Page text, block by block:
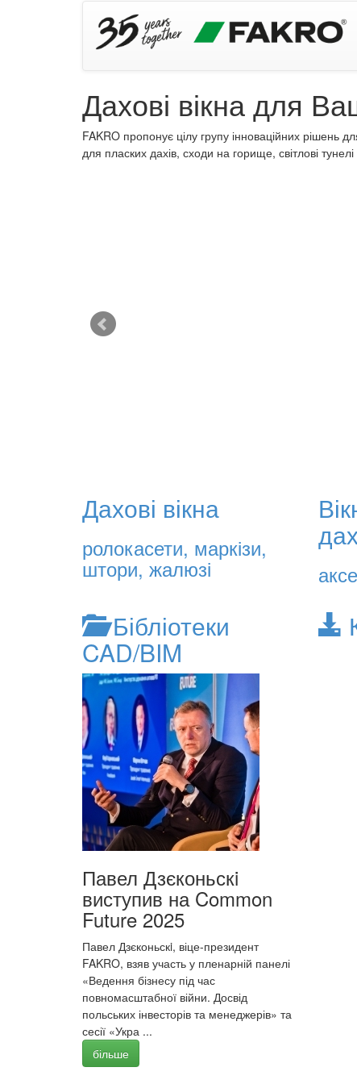
Дахові вікна для
FAKRO пропонує цілу групу інноваційних рішень
для пласких дахів, сходи на горище, світлові
Дахові вікна
ролокасети, маркізи,
штори, жалюзі
Бібліотеки
CAD/BIM
Павел Дзєконьскi
виступив на Common
Future 2025
Павел Дзєконьскi, віце-президент
FAKRO, взяв участь у пленарній панелі
«Ведення бізнесу під час
повномасштабної війни. Досвід
польських інвесторів та менеджерів» та
сесії «Укра ...
більше